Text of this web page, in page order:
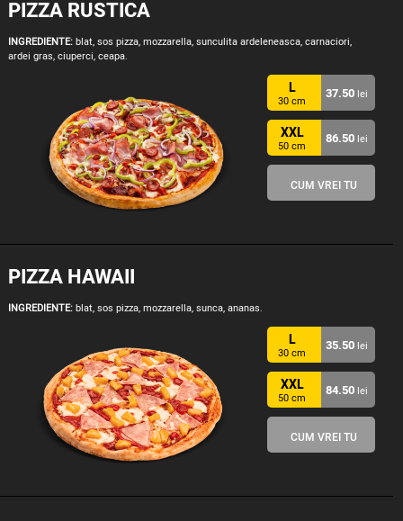
PIZZA RUSTICA
INGREDIENTE:blat, sos pizza, mozzarella, sunculita ardeleneasca, carnaciori,
ardei gras, ciuperci, ceapa.
L
30 cm 37.50 lei
XXL
50 cm 86.50 lei
CUM VREI TU
PIZZA HAWAII
INGREDIENTE:blat, sos pizza, mozzarella, sunca, ananas.
L
30 cm 35.50 lei
XXL
50 cm 84.50 lei
CUM VREI TU